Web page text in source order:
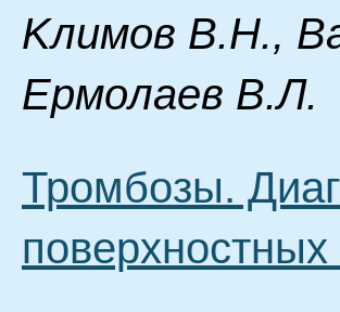
Kлимoв B.H.,
Epмoлaeв B.Л.
Тромбозы.
поверхностных